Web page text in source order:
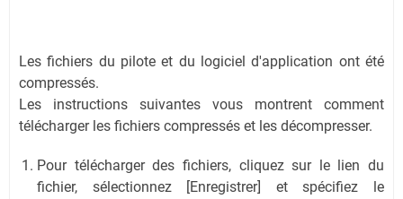
Les fichiers du pilote et du logiciel d'application ont été
compressés.
Les instructions suivantes vous montrent comment
télécharger les fichiers compressés et les décompresser.
Pour télécharger des fichiers, cliquez sur le lien du
fichier, sélectionnez [Enregistrer] et spécifiez le